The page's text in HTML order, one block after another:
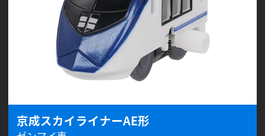
京成スカイライナーAE形